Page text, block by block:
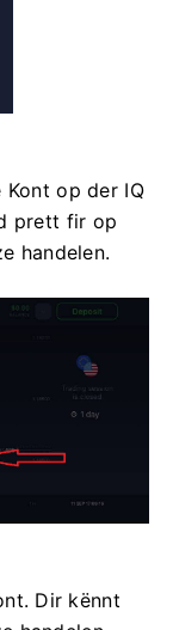
op der IQ
prett fir op
handelen.
Dir kënnt